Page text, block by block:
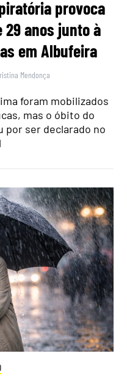
provoca
29 anos junto à
em Albufeira
Mendonça
foram mobilizados
mas o óbito do
por ser declarado no